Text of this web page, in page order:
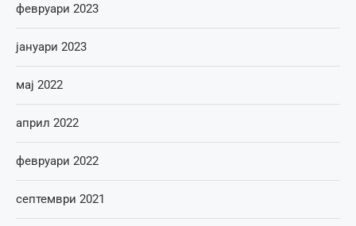
февруари 2023
јануари 2023
мај 2022
април 2022
февруари 2022
септември 2021